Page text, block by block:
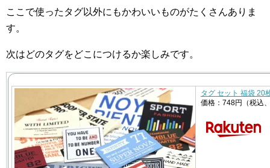
ここで使ったタグ以外にもかわいいものがたくさんありま
す。
次はどのタグをどこにつけるか楽しみです。
タグ セット 福袋 20
価格：748円（税込